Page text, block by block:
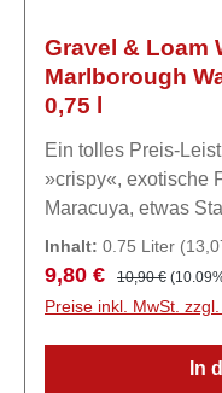
Gravel & Loam
Marlborough
0,75 l
Ein tolles Preis-
»crispy«, exotische
Maracuya, etwas
durch die markante
climates«, hat aber
Inhalt: 0.75 Liter
Verkaufspreis:
9,80 € Regulärer Preis:
10,90 €
Preise inkl. MwSt.
In